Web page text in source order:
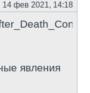
14 фев 2021, 14:18
явления